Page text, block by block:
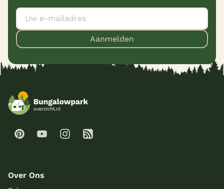
Aanmelden
Over Ons